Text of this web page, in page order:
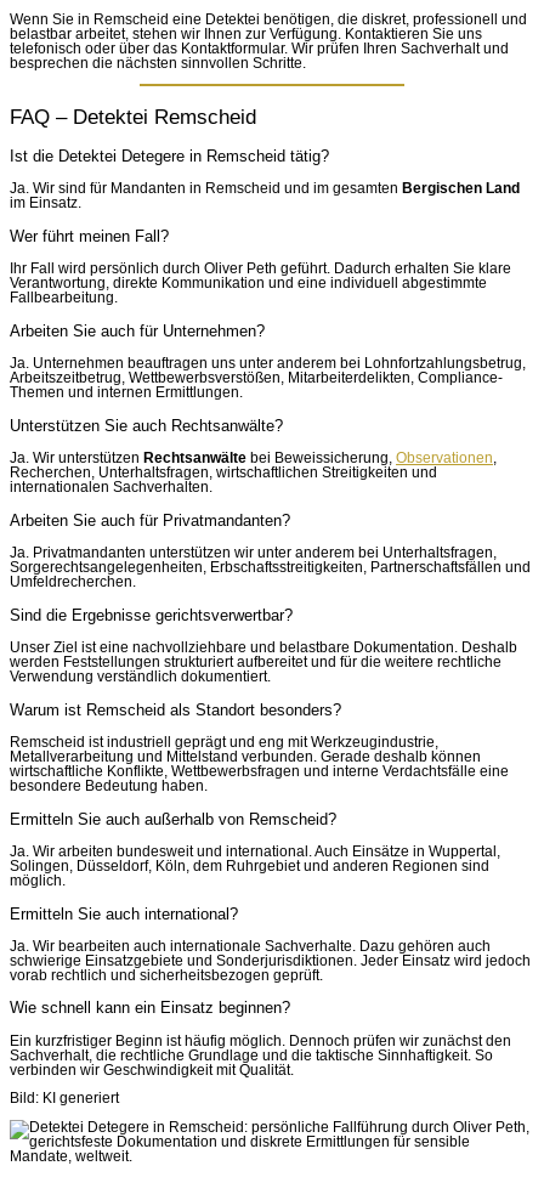
Wenn Sie in Remscheid eine Detektei benötigen, die diskret, professionell und
belastbar arbeitet, stehen wir Ihnen zur Verfügung. Kontaktieren Sie uns
telefonisch oder über das Kontaktformular. Wir prüfen Ihren Sachverhalt und
besprechen die nächsten sinnvollen Schritte.
FAQ – Detektei Remscheid
Ist die Detektei Detegere in Remscheid tätig?
Ja. Wir sind für Mandanten in Remscheid und im gesamten Bergischen Land
im Einsatz.
Wer führt meinen Fall?
Ihr Fall wird persönlich durch Oliver Peth geführt. Dadurch erhalten Sie klare
Verantwortung, direkte Kommunikation und eine individuell abgestimmte
Fallbearbeitung.
Arbeiten Sie auch für Unternehmen?
Ja. Unternehmen beauftragen uns unter anderem bei Lohnfortzahlungsbetrug,
Arbeitszeitbetrug, Wettbewerbsverstößen, Mitarbeiterdelikten, Compliance-
Themen und internen Ermittlungen.
Unterstützen Sie auch Rechtsanwälte?
Ja. Wir unterstützen Rechtsanwälte bei Beweissicherung, Observationen
Recherchen, Unterhaltsfragen, wirtschaftlichen Streitigkeiten und
internationalen Sachverhalten.
Arbeiten Sie auch für Privatmandanten?
Ja. Privatmandanten unterstützen wir unter anderem bei Unterhaltsfragen,
Sorgerechtsangelegenheiten, Erbschaftsstreitigkeiten, Partnerschaftsfällen und
Umfeldrecherchen.
Sind die Ergebnisse gerichtsverwertbar?
Unser Ziel ist eine nachvollziehbare und belastbare Dokumentation. Deshalb
werden Feststellungen strukturiert aufbereitet und für die weitere rechtliche
Verwendung verständlich dokumentiert.
Warum ist Remscheid als Standort besonders?
Remscheid ist industriell geprägt und eng mit Werkzeugindustrie,
Metallverarbeitung und Mittelstand verbunden. Gerade deshalb können
wirtschaftliche Konflikte, Wettbewerbsfragen und interne Verdachtsfälle eine
besondere Bedeutung haben.
Ermitteln Sie auch außerhalb von Remscheid?
Ja. Wir arbeiten bundesweit und international. Auch Einsätze in Wuppertal,
Solingen, Düsseldorf, Köln, dem Ruhrgebiet und anderen Regionen sind
möglich.
Ermitteln Sie auch international?
Ja. Wir bearbeiten auch internationale Sachverhalte. Dazu gehören auch
schwierige Einsatzgebiete und Sonderjurisdiktionen. Jeder Einsatz wird jedoch
vorab rechtlich und sicherheitsbezogen geprüft.
Wie schnell kann ein Einsatz beginnen?
Ein kurzfristiger Beginn ist häufig möglich. Dennoch prüfen wir zunächst den
Sachverhalt, die rechtliche Grundlage und die taktische Sinnhaftigkeit. So
verbinden wir Geschwindigkeit mit Qualität.
Bild: KI generiert